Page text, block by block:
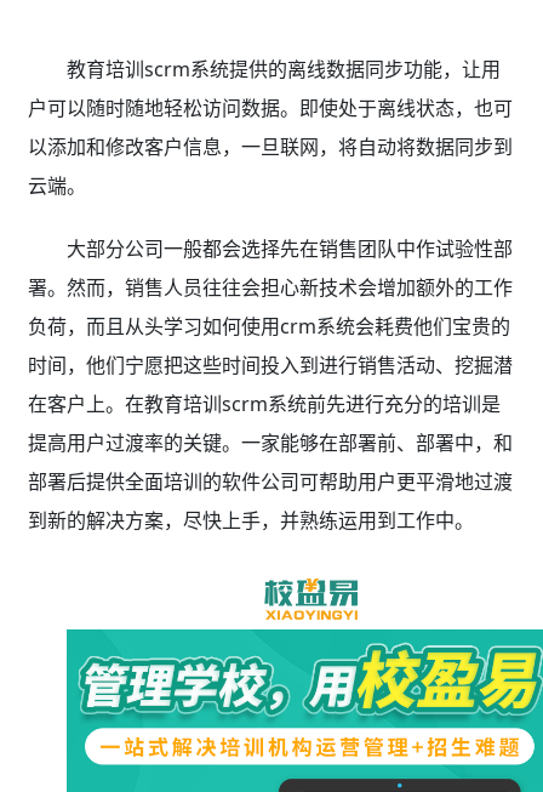
教育培训scrm系统提供的离线数据同步功能，让用
户可以随时随地轻松访问数据。即使处于离线状态，也可
以添加和修改客户信息，一旦联网，将自动将数据同步到
云端。
大部分公司一般都会选择先在销售团队中作试验性部
署。然而，销售人员往往会担心新技术会增加额外的工作
负荷，而且从头学习如何使用crm系统会耗费他们宝贵的
时间，他们宁愿把这些时间投入到进行销售活动、挖掘潜
在客户上。在教育培训scrm系统前先进行充分的培训是
提高用户过渡率的关键。一家能够在部署前、部署中，和
部署后提供全面培训的软件公司可帮助用户更平滑地过渡
到新的解决方案，尽快上手，并熟练运用到工作中。